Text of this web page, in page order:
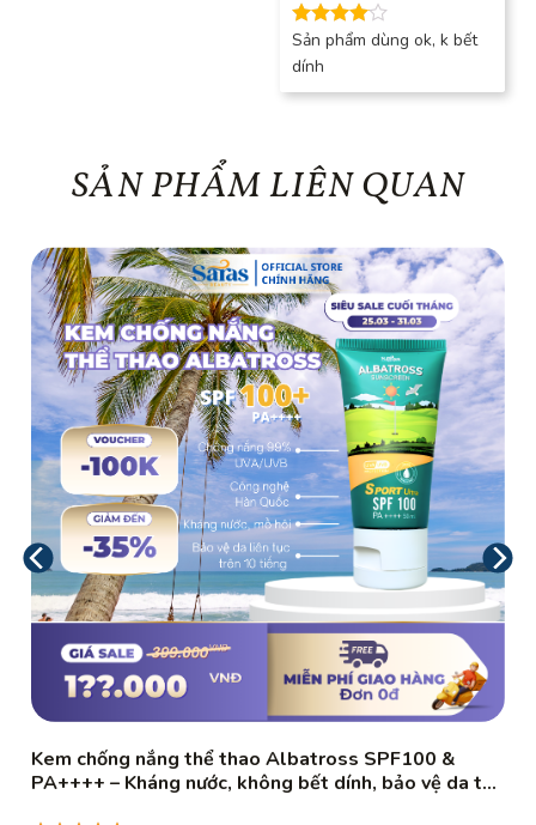
Được
xếp hạng
Sản phẩm dùng ok, k bết
dính
SẢN PHẨM LIÊN QUAN
Kem chống nắng thể thao Albatross SPF100 &
PA++++ – Kháng nước, không bết dính, bảo vệ da tối